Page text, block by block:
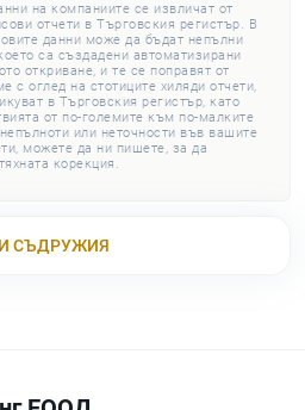
на компаниите се извличат от
отчети в Търговския регистър. В
данни може да бъдат непълни
са създадени автоматизирани
откриване, и те се поправят от
с оглед на стотиците хиляди отчети,
в Търговския регистър, като
от по-големите към по-малките
или неточности във вашите
можете да ни пишете, за да
корекция.
СЪДРУЖИЯ